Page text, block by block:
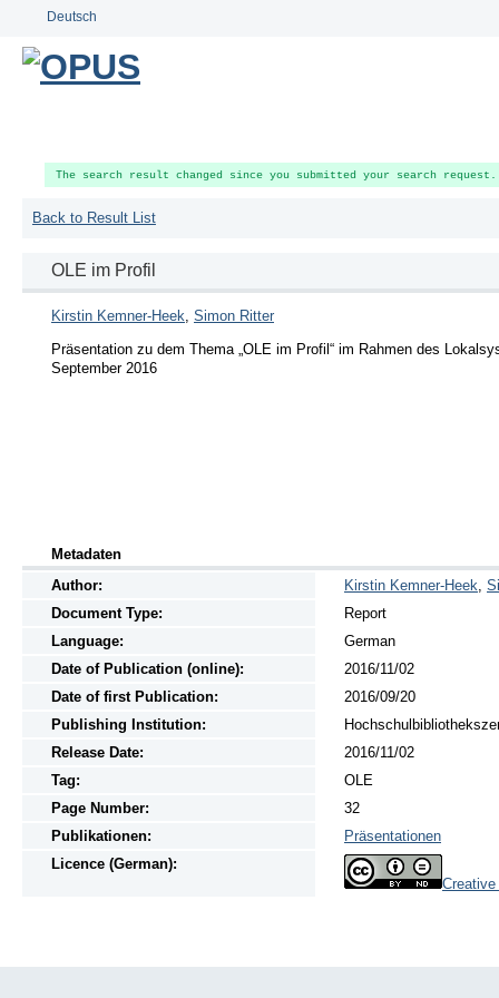
Deutsch
The search result changed since you submitted your search
Back to Result List
OLE im Profil
Kirstin Kemner-Heek, Simon Ritter
Präsentation zu dem Thema „OLE im Profil“ im Rahmen des
September 2016
Metadaten
Author:
Kirstin Kemner-Heek,
Document Type:
Report
Language:
German
Date of Publication (online):
2016/11/02
Date of first Publication:
2016/09/20
Publishing Institution:
Release Date:
2016/11/02
Tag:
OLE
Page Number:
32
Publikationen:
Präsentationen
Licence (German):